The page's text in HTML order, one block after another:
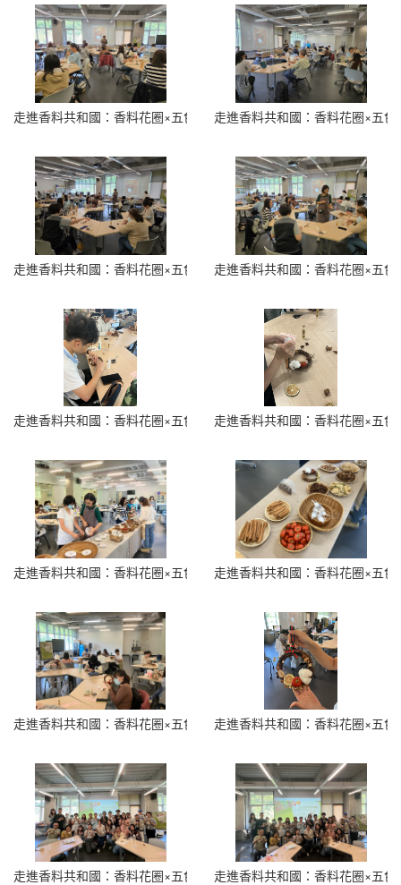
走進香料共和國：香料花圈×五色香料瓶 (10)走進香料共和國：香料花圈×五
走進香料共和國：香料花圈×五色香料瓶 (12)走進香料共和國：香料花圈×五
走進香料共和國：香料花圈×五色香料瓶 (14)走進香料共和國：香料花圈×五
走進香料共和國：香料花圈×五色香料瓶 (16)走進香料共和國：香料花圈×五
走進香料共和國：香料花圈×五色香料瓶 (18)走進香料共和國：香料花圈×五
走進香料共和國：香料花圈×五色香料瓶 (20)走進香料共和國：香料花圈×五